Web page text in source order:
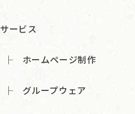
サービス
ホームページ制作
グループウェア